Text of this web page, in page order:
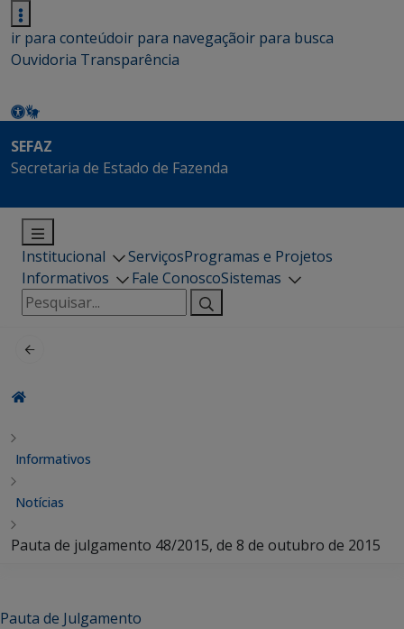
ir para conteúdoir para navegaçãoir para busca
Ouvidoria Transparência
SEFAZ
Secretaria de Estado de Fazenda
Institucional ServiçosProgramas e Projetos
Informativos
Fale ConoscoSistemas
Pesquisar
por:
Informativos
Notícias
Pauta de julgamento 48/2015, de 8 de outubro de 2015
Pauta de Julgamento